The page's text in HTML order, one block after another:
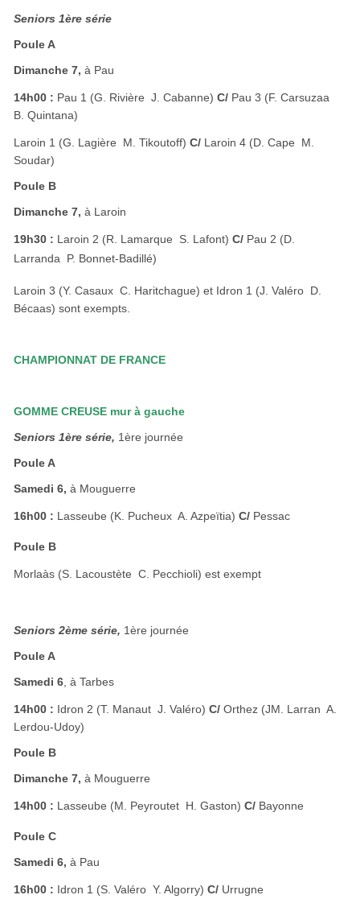
Seniors 1ère série
Poule A
Dimanche 7, à Pau
14h00 : Pau 1 (G. Rivière  J. Cabanne)C/ Pau 3 (F. Carsuzaa 
B. Quintana)
Laroin 1 (G. Lagière  M. Tikoutoff)C/ Laroin 4 (D. Cape  M.
Soudar)
Poule B
Dimanche 7, à Laroin
19h30 : Laroin 2 (R. Lamarque  S. Lafont)C/ Pau 2 (D.
Larranda  P. Bonnet-Badillé)
Laroin 3 (Y. Casaux  C. Haritchague) et Idron 1 (J. Valéro  D.
Bécaas) sont exempts.
CHAMPIONNAT DE FRANCE
GOMME CREUSE mur à gauche
Seniors 1ère série, 1ère journée
Poule A
Samedi 6,à Mouguerre
16h00 : Lasseube (K. Pucheux  A. Azpeïtia)C/ Pessac
Poule B
Morlaàs (S. Lacoustète  C. Pecchioli) est exempt
Seniors 2ème série, 1ère journée
Poule A
Samedi 6 , à Tarbes
14h00 : Idron 2 (T. Manaut  J. Valéro)C/ Orthez (JM. Larran  A.
Lerdou-Udoy)
Poule B
Dimanche 7, à Mouguerre
14h00 : Lasseube (M. Peyroutet  H. Gaston)C/ Bayonne
Poule C
Samedi 6, à Pau
16h00 : Idron 1 (S. Valéro  Y. Algorry)C/ Urrugne